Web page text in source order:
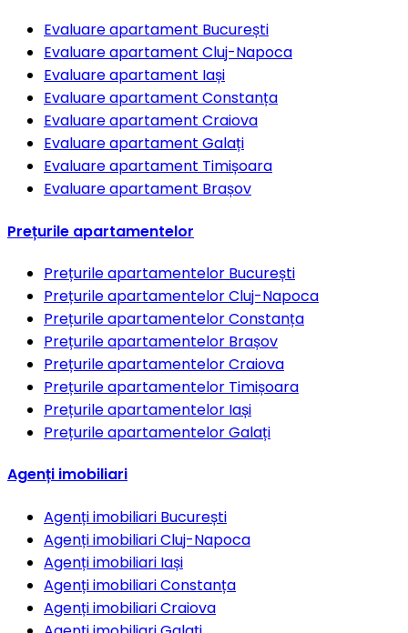
Evaluare apartament București
Evaluare apartament Cluj-Napoca
Evaluare apartament Iași
Evaluare apartament Constanța
Evaluare apartament Craiova
Evaluare apartament Galați
Evaluare apartament Timișoara
Evaluare apartament Brașov
Prețurile apartamentelor
Prețurile apartamentelor București
Prețurile apartamentelorCluj-Napoca
Prețurile apartamentelorConstanța
Prețurile apartamentelor Brașov
Prețurile apartamentelorCraiova
Prețurile apartamentelor Timișoara
Prețurile apartamentelor Iași
Prețurile apartamentelorGalați
Agenți imobiliari
Agenți imobiliari București
Agenți imobiliariCluj-Napoca
Agenți imobiliari Iași
Agenți imobiliariConstanța
Agenți imobiliariCraiova